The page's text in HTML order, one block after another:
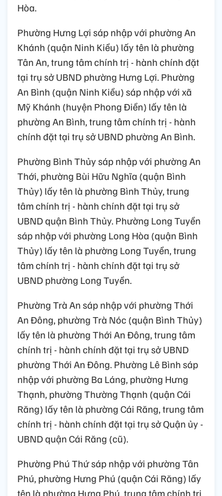
Hòa.
Phường Hưng Lợi sáp nhập với phường An
Khánh (quận Ninh Kiều) lấy tên là phường
Tân An, trung tâm chính trị - hành chính đặt
tại trụ sở UBND phường Hưng Lợi. Phường
An Bình (quận Ninh Kiều) sáp nhập với xã
Mỹ Khánh (huyện Phong Điền) lấy tên là
phường An Bình, trung tâm chính trị - hành
chính đặt tại trụ sở UBND phường An Bình.
Phường Bình Thủy sáp nhập với phường An
Thới, phường Bùi Hữu Nghĩa (quận Bình
Thủy) lấy tên là phường Bình Thủy, trung
tâm chính trị - hành chính đặt tại trụ sở
UBND quận Bình Thủy. Phường Long Tuyền
sáp nhập với phường Long Hòa (quận Bình
Thủy) lấy tên là phường Long Tuyền, trung
tâm chính trị - hành chính đặt tại trụ sở
UBND phường Long Tuyền.
Phường Trà An sáp nhập với phường Thới
An Đông, phường Trà Nóc (quận Bình Thủy)
lấy tên là phường Thới An Đông, trung tâm
chính trị - hành chính đặt tại trụ sở UBND
phường Thới An Đông. Phường Lê Bình sáp
nhập với phường Ba Láng, phường Hưng
Thạnh, phường Thường Thạnh (quận Cái
Răng) lấy tên là phường Cái Răng, trung tâm
chính trị - hành chính đặt tại trụ sở Quận ủy -
UBND quận Cái Răng (cũ).
Phường Phú Thứ sáp nhập với phường Tân
Phú, phường Hưng Phú (quận Cái Răng) lấy
tên là phường Hưng Phú, trung tâm chính trị